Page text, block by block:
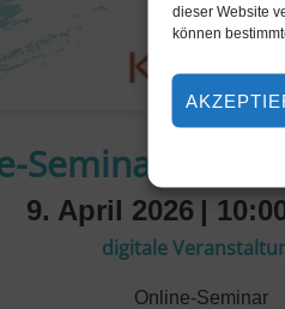
dieser Website
können
Seminar: How
9. April 2026 |
digitale
Online-Seminar